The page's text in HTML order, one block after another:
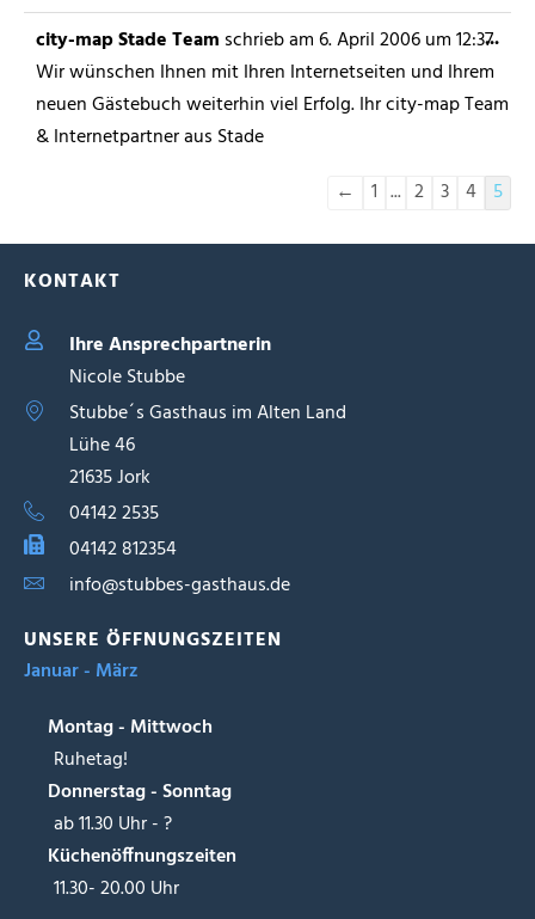
city-map Stade Team schrieb am6. April 2006um12:37
Wir wünschen Ihnen mit Ihren Internetseiten und Ihrem
neuen Gästebuch weiterhin viel Erfolg. Ihr city-map Team
& Internetpartner aus Stade
...
← 1 ... 2 3 4 5
KONTAKT
Ihre Ansprechpartnerin
Nicole Stubbe
Stubbe´s Gasthaus im Alten Land
Lühe 46
21635 Jork
04142 2535
04142 812354
info@stubbes-gasthaus.de
UNSERE ÖFFNUNGSZEITEN
Januar - März
Montag - Mittwoch
Ruhetag!
Donnerstag - Sonntag
ab 11.30 Uhr - ?
Küchenöffnungszeiten
11.30- 20.00 Uhr